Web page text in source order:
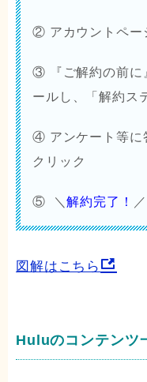
② アカウントペー
③ 『 ご解約の前に
ールし、「解約ス
④ アンケート等に
クリック
⑤ ＼解約完了！ ／
図解はこちら
Huluのコンテンツ